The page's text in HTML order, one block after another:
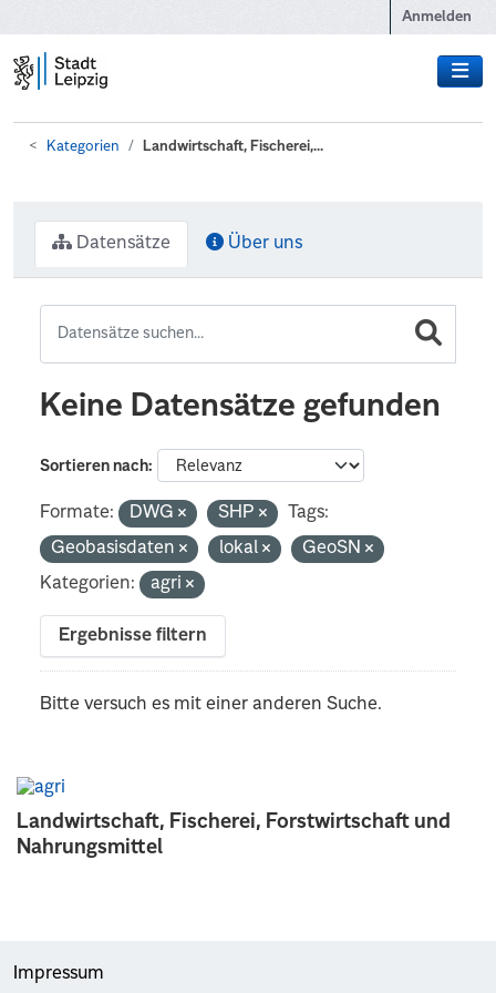
Anmelden
Kategorien Landwirtschaft, Fischerei,...
Landwirtschaft, Fischerei, Forstwirtschaft und
Nahrungsmittel
Datensätze Über uns
Keine Datensätze gefunden
Sortieren nach
Formate: DWG SHP
Tags:
Geobasisdaten
lokal
GeoSN
Kategorien:
agri
Ergebnisse filtern
Bitte versuch es mit einer anderen Suche.
Impressum